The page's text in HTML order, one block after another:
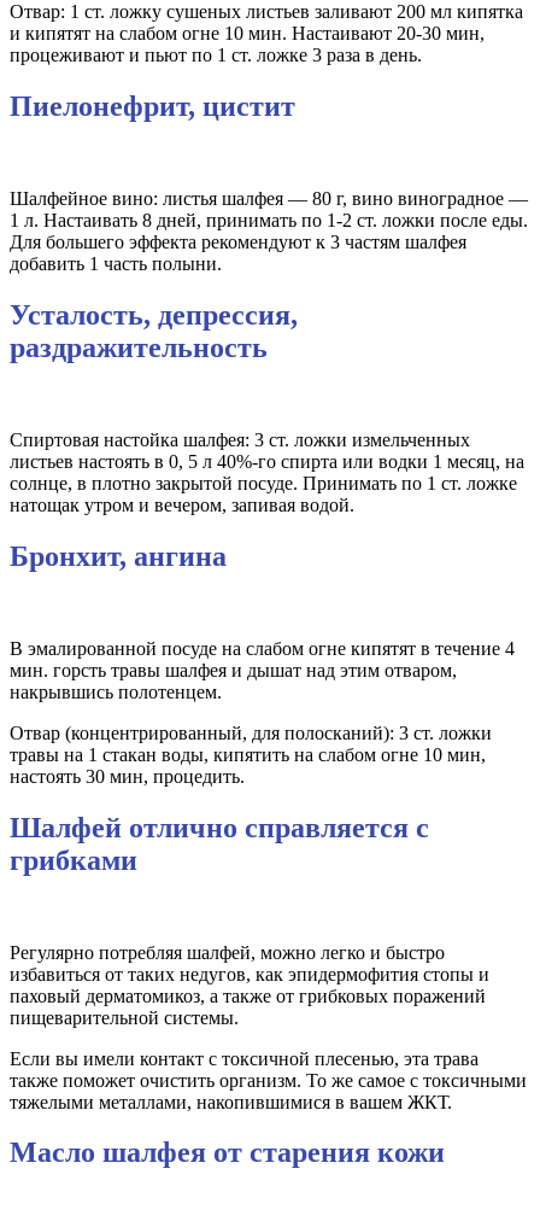
Отвар: 1 ст. ложку сушеных листьев заливают 200 мл кипятка
и кипятят на слабом огне 10 мин. Настаивают 20-30 мин,
процеживают и пьют по 1 ст. ложке 3 раза в день.
Пиелонефрит, цистит
Шалфейное вино: листья шалфея — 80 г, вино виноградное —
1 л. Настаивать 8 дней, принимать по 1-2 ст. ложки после еды.
Для большего эффекта рекомендуют к 3 частям шалфея
добавить 1 часть полыни.
Усталость, депрессия,
раздражительность
Спиртовая настойка шалфея: 3 ст. ложки измельченных
листьев настоять в 0, 5 л 40%-го спирта или водки 1 месяц, на
солнце, в плотно закрытой посуде. Принимать по 1 ст. ложке
натощак утром и вечером, запивая водой.
Бронхит, ангина
В эмалированной посуде на слабом огне кипятят в течение 4
мин. горсть травы шалфея и дышат над этим отваром,
накрывшись полотенцем.
Отвар (концентрированный, для полосканий): 3 ст. ложки
травы на 1 стакан воды, кипятить на слабом огне 10 мин,
настоять 30 мин, процедить.
Шалфей отлично справляется с
грибками
Регулярно потребляя шалфей, можно легко и быстро
избавиться от таких недугов, как эпидермофития стопы и
паховый дерматомикоз, а также от грибковых поражений
пищеварительной системы.
Если вы имели контакт с токсичной плесенью, эта трава
также поможет очистить организм. То же самое с токсичными
тяжелыми металлами, накопившимися в вашем ЖКТ.
Масло шалфея от старения кожи